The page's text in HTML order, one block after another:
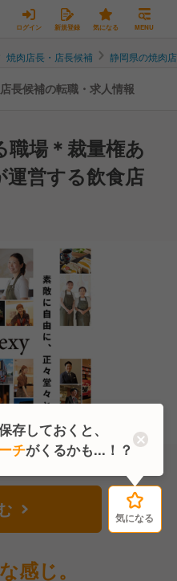
ログイン 新規登録 気になる MENU
焼肉店長・店長候補 静岡県の焼肉
長候補の転職・求人情報
職場＊裁量権あ
運営する飲食店
気になる
感じ。
気になる
存しておくと、
チがくるかも...！？